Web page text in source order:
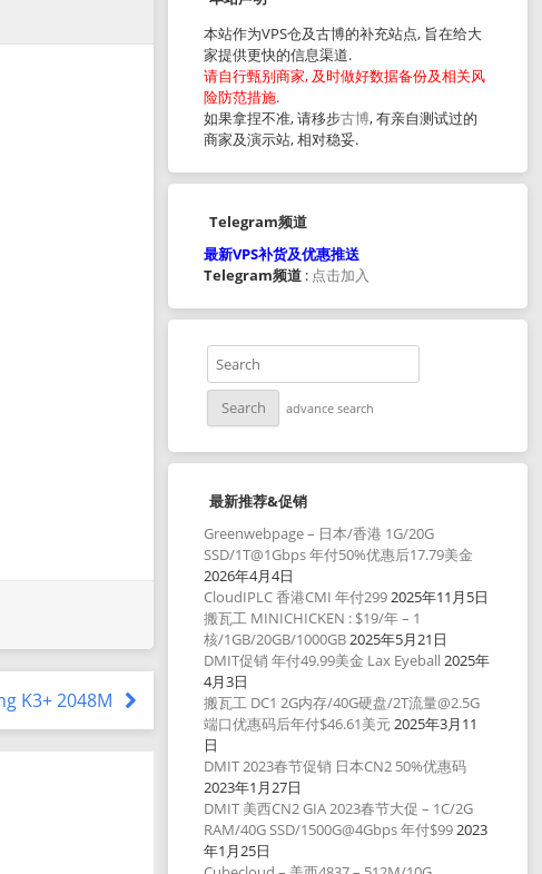
K3+ 2048M
本站作为VPS仓及古博的补充站点, 旨在给大
家提供更快的信息渠道.
请自行甄别商家, 及时做好数据备份及相关风
险防范措施.
如果拿捏不准, 请移步古博, 有亲自测试过的
商家及演示站, 相对稳妥.
Telegram频道
最新VPS补货及优惠推送
Telegram频道 : 点击加入
advance search
最新推荐&促销
Greenwebpage – 日本/香港 1G/20G
SSD/1T@1Gbps 年付50%优惠后17.79美金
2026年4月4日
CloudIPLC 香港CMI 年付2992025年11月5日
搬瓦工 MINICHICKEN : $19/年 – 1
核/1GB/20GB/1000GB2025年5月21日
DMIT促销 年付49.99美金 Lax Eyeball 2025年
4月3日
搬瓦工 DC1 2G内存/40G硬盘/2T流量@2.5G
端口优惠码后年付$46.61美元2025年3月11
日
DMIT 2023春节促销 日本CN2 50%优惠码
2023年1月27日
DMIT 美西CN2 GIA 2023春节大促 – 1C/2G
RAM/40G SSD/1500G@4Gbps 年付$992023
年1月25日